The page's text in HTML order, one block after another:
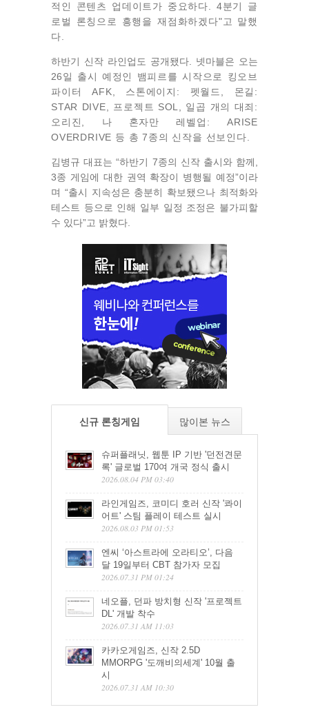
적인 콘텐츠 업데이트가 중요하다. 4분기 글
로벌 론칭으로 흥행을 재점화하겠다"고 말했
다.
하반기 신작 라인업도 공개됐다. 넷마블은 오는
26일 출시 예정인 뱀피르를 시작으로 킹오브
파이터 AFK, 스톤에이지: 펫월드, 몬길:
STAR DIVE, 프로젝트 SOL, 일곱 개의 대죄:
오리진, 나 혼자만 레벨업: ARISE
OVERDRIVE 등 총 7종의 신작을 선보인다.
김병규 대표는 “하반기 7종의 신작 출시와 함께,
3종 게임에 대한 권역 확장이 병행될 예정”이라
며 “출시 지속성은 충분히 확보됐으나 최적화와
테스트 등으로 인해 일부 일정 조정은 불가피할
수 있다”고 밝혔다.
신규 론칭게임 많이본 뉴스
슈퍼플래닛, 웹툰 IP 기반 '던전견문
록' 글로벌 170여 개국 정식 출시
2026.08.04 PM 03:40
라인게임즈, 코미디 호러 신작 '콰이
어트' 스팀 플레이 테스트 실시
2026.08.03 PM 01:53
엔씨 ‘아스트라에 오라티오’, 다음
달 19일부터 CBT 참가자 모집
2026.07.31 PM 01:24
네오플, 던파 방치형 신작 '프로젝트
DL' 개발 착수
2026.07.31 AM 11:03
카카오게임즈, 신작 2.5D
MMORPG '도깨비의세계' 10월 출
시
2026.07.31 AM 10:30